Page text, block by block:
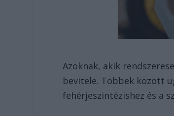
Azoknak, akik
bevitele. Többek között
fehérjeszintézishez és a